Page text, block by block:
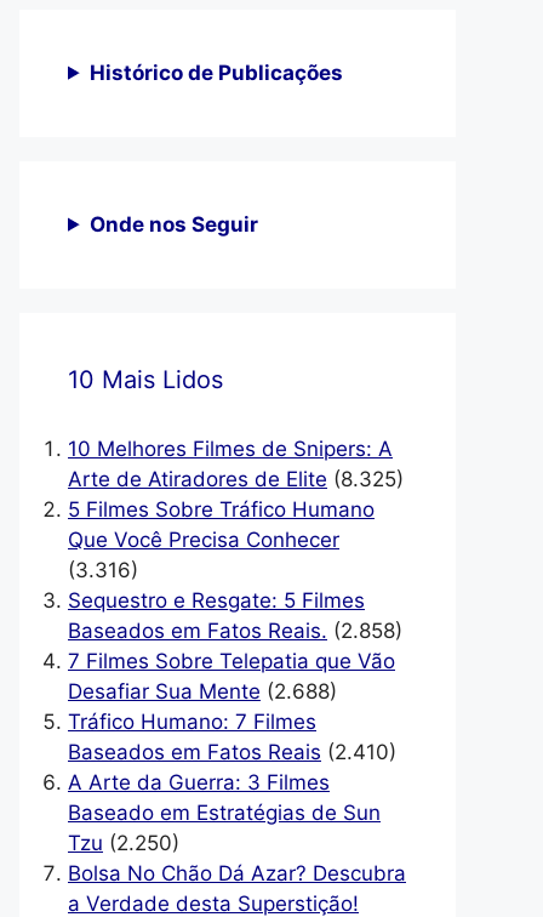
Histórico de Publicações
Onde nos Seguir
10 Mais Lidos
10 Melhores Filmes de Snipers: A
Arte de Atiradores de Elite (8.325)
5 Filmes Sobre Tráfico Humano
Que Você Precisa Conhecer
(3.316)
Sequestro e Resgate: 5 Filmes
Baseados em Fatos Reais. (2.858)
7 Filmes Sobre Telepatia que Vão
Desafiar Sua Mente (2.688)
Tráfico Humano: 7 Filmes
Baseados em Fatos Reais (2.410)
A Arte da Guerra: 3 Filmes
Baseado em Estratégias de Sun
Tzu (2.250)
Bolsa No Chão Dá Azar? Descubra
a Verdade desta Superstição!